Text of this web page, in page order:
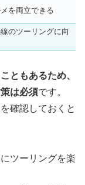
を両立できる
のツーリングに向
ともあるため、
は必須です。
確認しておくと
ツーリングを楽